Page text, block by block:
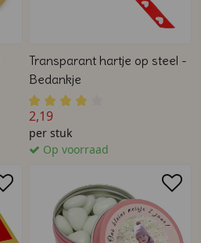
Transparant hartje op steel -
Bedankje
2,19
per stuk
Op voorraad